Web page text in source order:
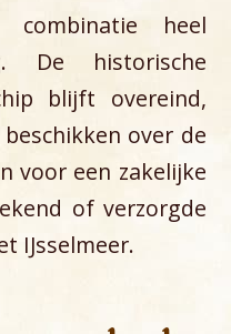
heel
De historische
blijft overeind,
over de
voor een zakelijke
of verzorgde
IJsselmeer.